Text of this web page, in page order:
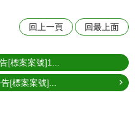
回上一頁 回最上面
[標案案號]1...
[標案案號]...